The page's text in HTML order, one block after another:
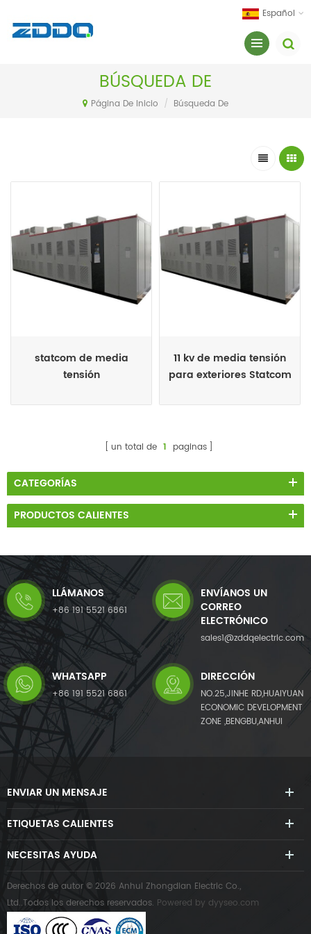
Español
BÚSQUEDA DE
Página De Inicio / Búsqueda De
statcom de media
tensión
11 kv de media tensión
para exteriores Statcom
un total de 1 paginas
CATEGORÍAS
PRODUCTOS CALIENTES
LLÁMANOS
+86 191 5521 6861
ENVÍANOS UN
CORREO
ELECTRÓNICO
sales1@zddqelectric.com
WHATSAPP
+86 191 5521 6861
DIRECCIÓN
NO.25,JINHE RD,HUAIYUAN
ECONOMIC DEVELOPMENT
ZONE ,BENGBU,ANHUI
ENVIAR UN MENSAJE
ETIQUETAS CALIENTES
NECESITAS AYUDA
Derechos de autor © 2026 Anhui Zhongdian Electric Co.,
Ltd..Todos los derechos reservados. Powered by dyyseo.com